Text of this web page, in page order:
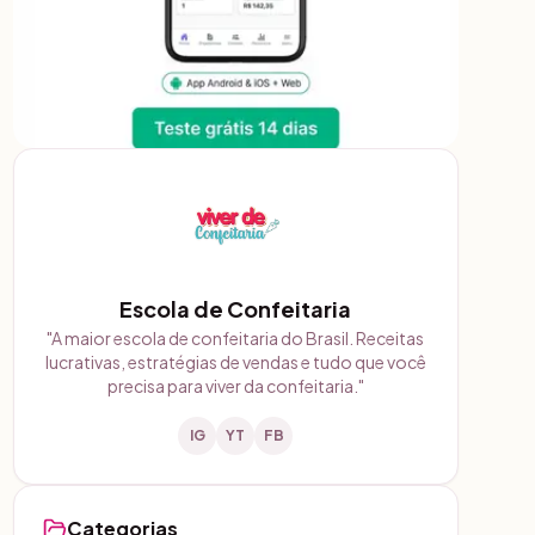
Escola de Confeitaria
"A maior escola de confeitaria do Brasil. Receitas
lucrativas, estratégias de vendas e tudo que você
precisa para viver da confeitaria. "
IG YT FB
Categorias